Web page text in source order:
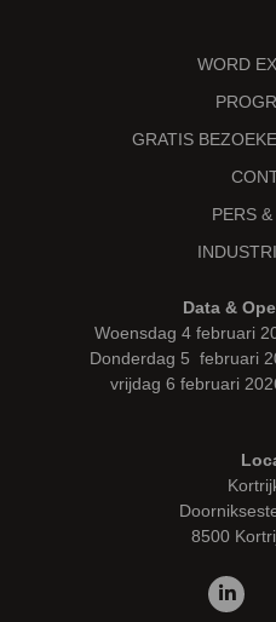
WORD
GRATIS
PERS
Data &
Woensdag 4 februari
Donderdag 5 februari
vrijdag 6 februari
8500